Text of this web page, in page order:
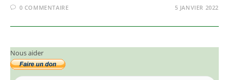
0 COMMENTAIRE 5 JANVIER 2022
Nous aider